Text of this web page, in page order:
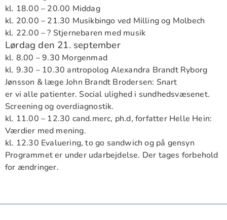
kl. 18.00 – 20.00 Middag
kl. 20.00 – 21.30 Musikbingo ved Milling og Molbech
kl. 22.00 – ? Stjernebaren med musik
Lørdag den 21. september
kl. 8.00 – 9.30 Morgenmad
kl. 9.30 – 10.30 antropolog Alexandra Brandt Ryborg
Jønsson & læge John Brandt Brodersen: Snart
er vi alle patienter. Social ulighed i sundhedsvæsenet.
Screening og overdiagnostik.
kl. 11.00 – 12.30 cand.merc, ph.d, forfatter Helle Hein:
Værdier med mening.
kl. 12.30 Evaluering, to go sandwich og på gensyn
Programmet er under udarbejdelse. Der tages forbehold
for ændringer.